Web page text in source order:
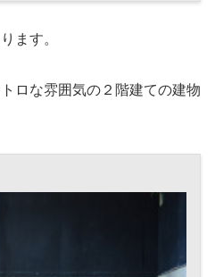
ます。
ロな雰囲気の２階建ての建物